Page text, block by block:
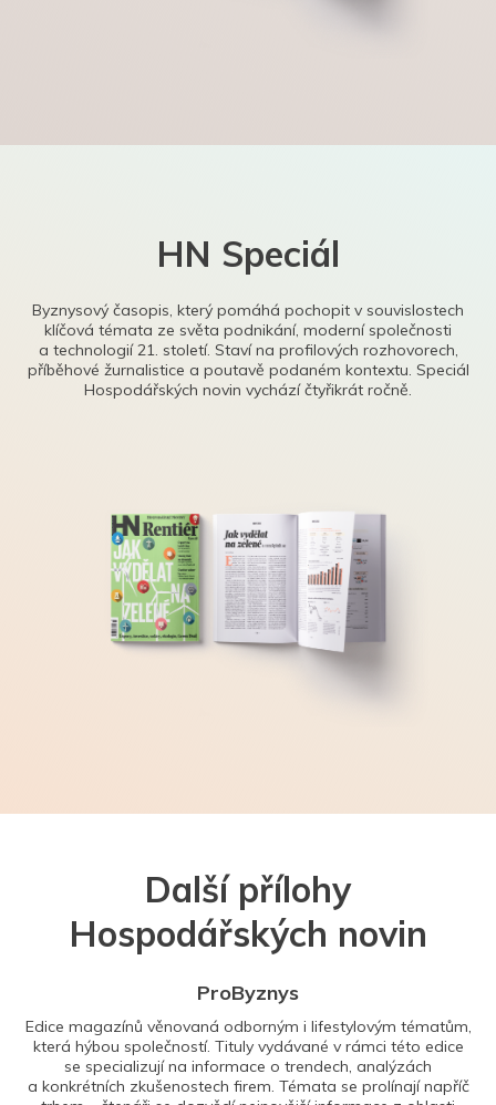
HN Speciál
Byznysový časopis, který pomáhá pochopit v souvislostech
klíčová témata ze světa podnikání, moderní společnosti
a technologií 21. století. Staví na profilových rozhovorech,
příběhové žurnalistice a poutavě podaném kontextu. Speciál
Hospodářských novin vychází čtyřikrát ročně.
Další přílohy
Hospodářských novin
ProByznys
Edice magazínů věnovaná odborným i lifestylovým tématům,
která hýbou společností. Tituly vydávané v rámci této edice
se specializují na informace o trendech, analýzách
a konkrétních zkušenostech firem. Témata se prolínají napříč